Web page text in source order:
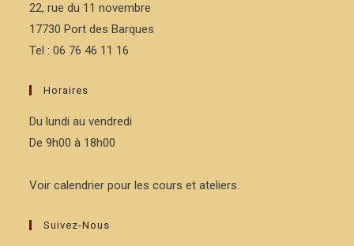
22, rue du 11 novembre
17730 Port des Barques
Tel : 06 76 46 11 16
Horaires
Du lundi au vendredi
De 9h00 à 18h00
Voir calendrier pour les cours et ateliers.
Suivez-Nous